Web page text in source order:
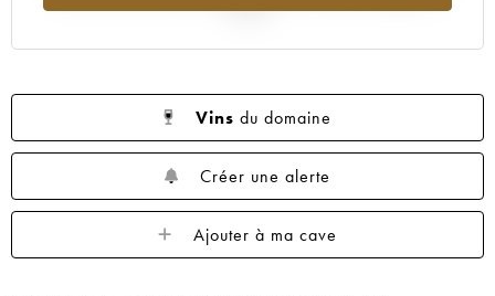
Vins du domaine
Créer une alerte
Ajouter à ma cave